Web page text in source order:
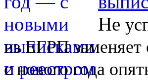
Не
из ЕГРП заменяет
с нового года